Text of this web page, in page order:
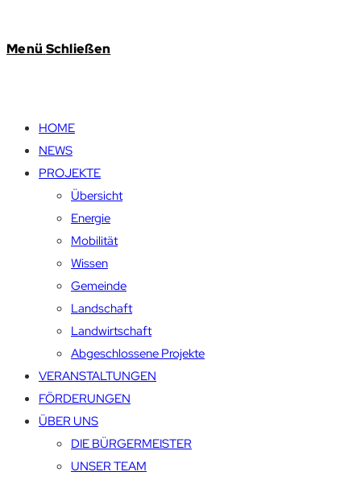
Menü Schließen
HOME
NEWS
PROJEKTE
Übersicht
Energie
Mobilität
Wissen
Gemeinde
Landschaft
Landwirtschaft
Abgeschlossene Projekte
VERANSTALTUNGEN
FÖRDERUNGEN
ÜBER UNS
DIE BÜRGERMEISTER
UNSER TEAM